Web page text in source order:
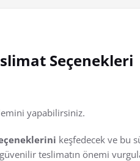
Seçenekleri
yapabilirsiniz.
keşfedecek ve bu
teslimatın önemi